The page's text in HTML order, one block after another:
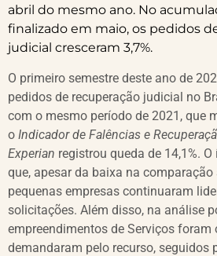
abril do mesmo ano. No
finalizado em maio, os pedidos
judicial cresceram 3,7%.
O primeiro semestre deste ano de
pedidos de recuperação judicial no
com o mesmo período de 2021, que
o Indicador de Falências e
Experian registrou queda de 14,1%.
que, apesar da baixa na
pequenas empresas continuaram
solicitações. Além disso, na análise
empreendimentos de Serviços foram
demandaram pelo recurso, seguidos